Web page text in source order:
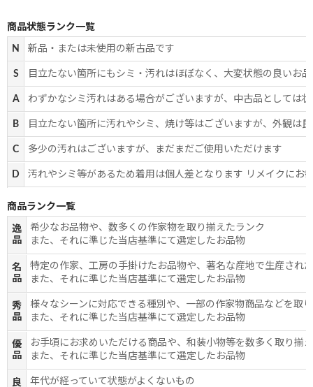
商品状態ランク一覧
N 新品・または未使用の新古品です
S 目立たない箇所にもシミ・汚れはほぼなく、大変状態の良いお
A わずかなシミ汚れはある場合がございますが、中古品としては
B 目立たない箇所に汚れやシミ、焼け等はございますが、外観は
C 多少の汚れはございますが、まだまだご使用いただけます
D 汚れやシミ等があるため着用は個人差となります リメイクにお
商品ランク一覧
逸
品
希少なお品物や、数多くの作家物を取り揃えたランク
また、それに準じた当店基準にて選定したお品物
名
品
特定の作家、工房の手掛けたお品物や、著名な産地で生産され
また、それに準じた当店基準にて選定したお品物
秀
品
様々なシーンに対応できる種別や、一部の作家物商品などを取
また、それに準じた当店基準にて選定したお品物
優
品
お手頃にお求めいただける商品や、和装小物等を数多く取り揃
また、それに準じた当店基準にて選定したお品物
良 年代が経っていて状態がよくないもの